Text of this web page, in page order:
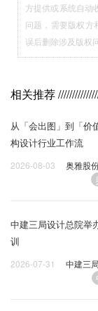
方提供或系统自动
问题，需要版权方
误后删除涉及版权
相关推荐
从「会出图」到「价
构设计行业工作流
2026-08-03 奥雅股
中建三局设计总院举
训
2026-07-31 中建三